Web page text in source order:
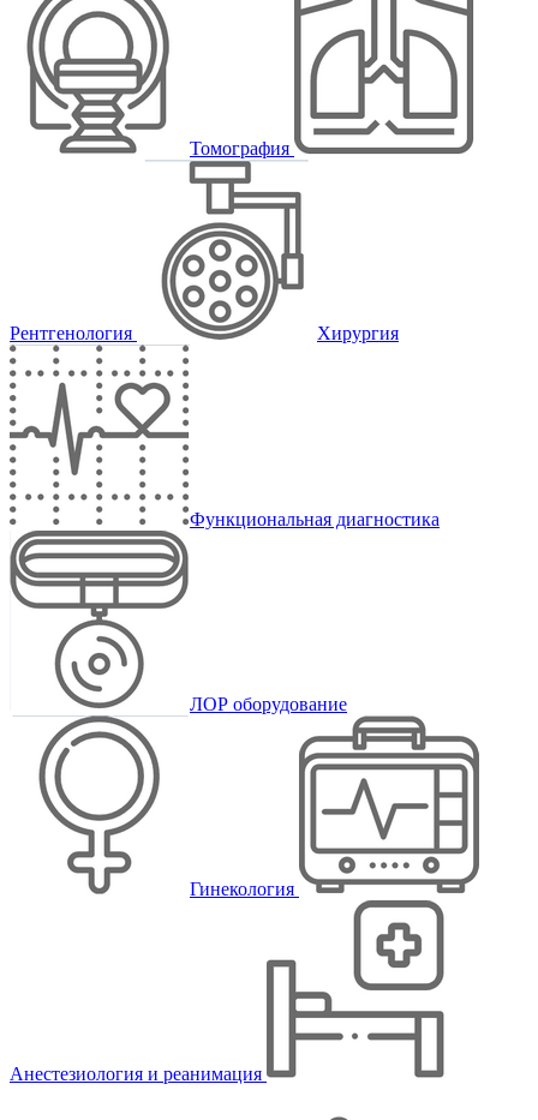
Томография
Рентгенология Хирургия
Функциональная диагностика
ЛОР оборудование
Гинекология
Анестезиология и реанимация